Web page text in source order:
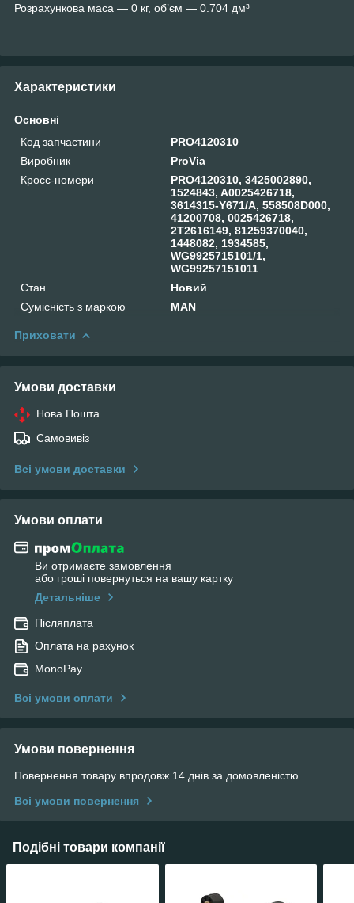
Розрахункова маса — 0 кг, об’єм — 0.704 дм³
Характеристики
Основні
Код запчастини
PRO4120310
Виробник
ProVia
Кросс-номери
PRO4120310, 3425002890,
1524843, A0025426718,
3614315-Y671/A, 558508D000,
41200708, 0025426718,
2T2616149, 81259370040,
1448082, 1934585,
WG9925715101/1,
WG99257151011
Стан
Новий
Сумісність з маркою
MAN
Приховати
Умови доставки
Нова Пошта
Самовивіз
Всі умови доставки
Умови оплати
Ви отримаєте замовлення
або гроші повернуться на вашу картку
Детальніше
Післяплата
Оплата на рахунок
MonoPay
Всі умови оплати
Умови повернення
Повернення товару впродовж 14 днів за домовленістю
Всі умови повернення
Подібні товари компанії